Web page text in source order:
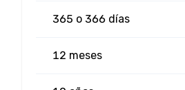
365 o 366 días
12 meses